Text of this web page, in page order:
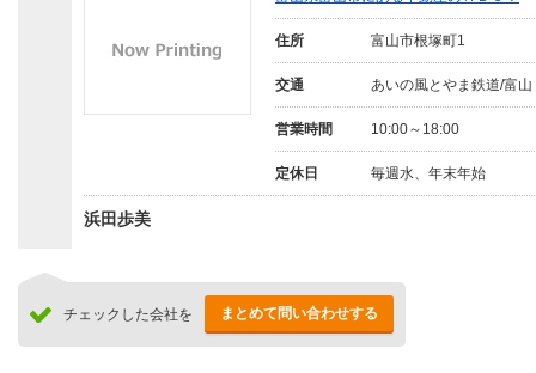
住所 富山市根塚町1
交通 あいの風とやま鉄道/富
営業時間 10:00～18:00
定休日 毎週水、年末年始
浜田歩美
チェックした会社を まとめて問い合わせする